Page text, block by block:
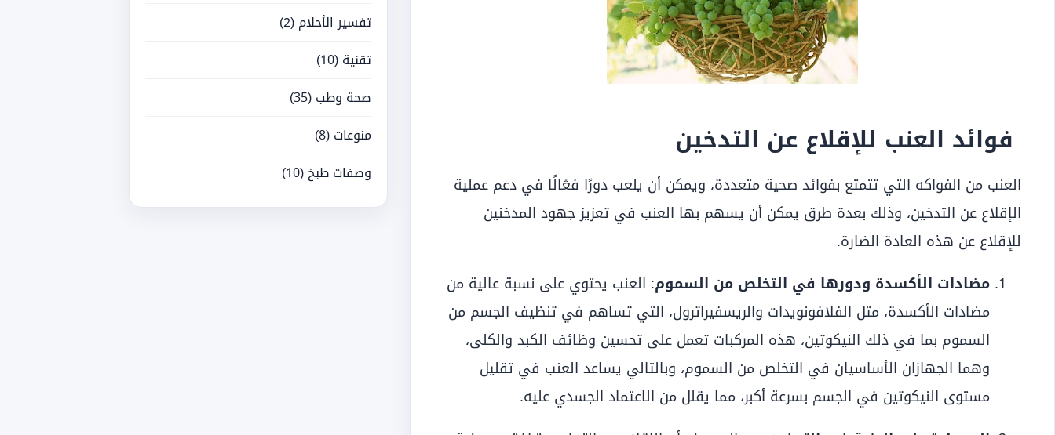
فوائد العنب للإقلاع عن التدخين
العنب من الفواكه التي تتمتع بفوائد صحية متعددة، ويمكن أن يلعب دورًا فعّالًا في دعم عملية
الإقلاع عن التدخين، وذلك بعدة طرق يمكن أن يسهم بها العنب في تعزيز جهود المدخنين
للإقلاع عن هذه العادة الضارة.
مضادات الأكسدة ودورها في التخلص من السموم: العنب يحتوي على نسبة عالية من
مضادات الأكسدة، مثل الفلافونويدات والريسفيراترول، التي تساهم في تنظيف الجسم من
السموم بما في ذلك النيكوتين، هذه المركبات تعمل على تحسين وظائف الكبد والكلى،
وهما الجهازان الأساسيان في التخلص من السموم، وبالتالي يساعد العنب في تقليل
مستوى النيكوتين في الجسم بسرعة أكبر، مما يقلل من الاعتماد الجسدي عليه.
تفسير الأحلام(2)
تقنية(10)
صحة وطب(35)
منوعات(8)
وصفات طبخ(10)